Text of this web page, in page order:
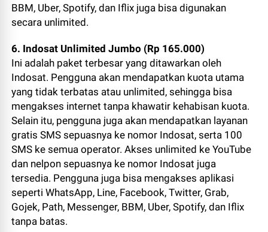
BBM, Uber, Spotify, dan Iflix juga bisa digunakan
secara unlimited.
6. Indosat Unlimited Jumbo (Rp 165.000)
Ini adalah paket terbesar yang ditawarkan oleh
Indosat. Pengguna akan mendapatkan kuota utama
yang tidak terbatas atau unlimited, sehingga bisa
mengakses internet tanpa khawatir kehabisan kuota.
Selain itu, pengguna juga akan mendapatkan layanan
gratis SMS sepuasnya ke nomor Indosat, serta 100
SMS ke semua operator. Akses unlimited ke YouTube
dan nelpon sepuasnya ke nomor Indosat juga
tersedia. Pengguna juga bisa mengakses aplikasi
seperti WhatsApp, Line, Facebook, Twitter, Grab,
Gojek, Path, Messenger, BBM, Uber, Spotify, dan Iflix
tanpa batas.